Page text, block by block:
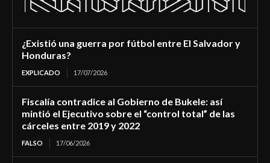
¿Existió una guerra por fútbol entre El Salvador y
Honduras?
EXPLICADO 17/07/2026
Fiscalía contradice al Gobierno de Bukele: así
mintió el Ejecutivo sobre el “control total” de las
cárceles entre 2019 y 2022
FALSO 17/06/2026